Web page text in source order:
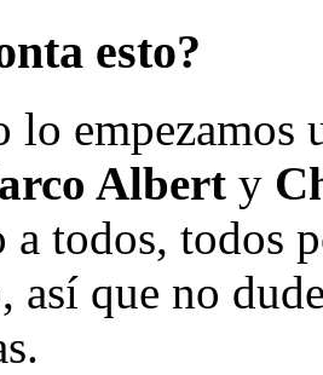
esto?
lo empezamos
Albert y
a todos, todos
así que no